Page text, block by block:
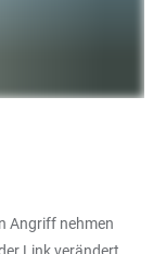
Angriff nehmen